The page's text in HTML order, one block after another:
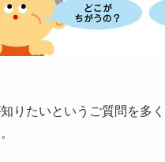
りたいというご質問を多